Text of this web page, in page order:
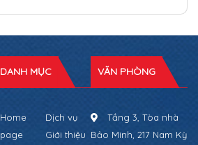
DANH MỤC
Home
page
Dịch vụ
Giới thiệu
VĂN PHÒNG
Tầng 3, Tòa nhà
Bảo Minh, 217 Nam Kỳ